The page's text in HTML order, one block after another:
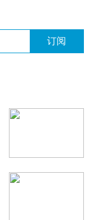
订阅